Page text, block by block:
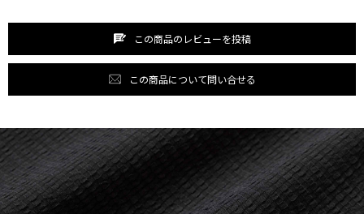
この商品のレビューを投稿
この商品について問い合せる